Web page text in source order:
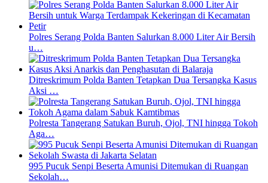
Polres Serang Polda Banten Salurkan 8.000 Liter Air Bersih
u…
Ditreskrimum Polda Banten Tetapkan Dua Tersangka Kasus
Aksi …
Polresta Tangerang Satukan Buruh, Ojol, TNI hingga Tokoh
Aga…
995 Pucuk Senpi Beserta Amunisi Ditemukan di Ruangan
Sekolah…